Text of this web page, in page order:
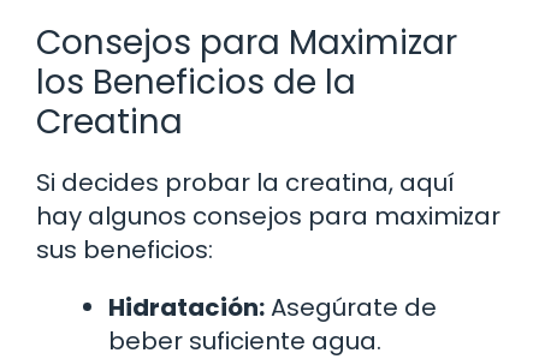
Consejos para Maximizar
los Beneficios de la
Creatina
Si decides probar la creatina, aquí
hay algunos consejos para maximizar
sus beneficios:
Hidratación:Asegúrate de
beber suficiente agua.